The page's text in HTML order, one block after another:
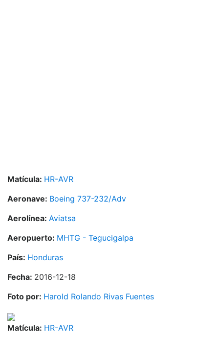
Matícula: HR-AVR
Aeronave: Boeing 737-232/Adv
Aerolínea: Aviatsa
Aeropuerto: MHTG - Tegucigalpa
País: Honduras
Fecha: 2016-12-18
Foto por: Harold Rolando Rivas Fuentes
Matícula: HR-AVR